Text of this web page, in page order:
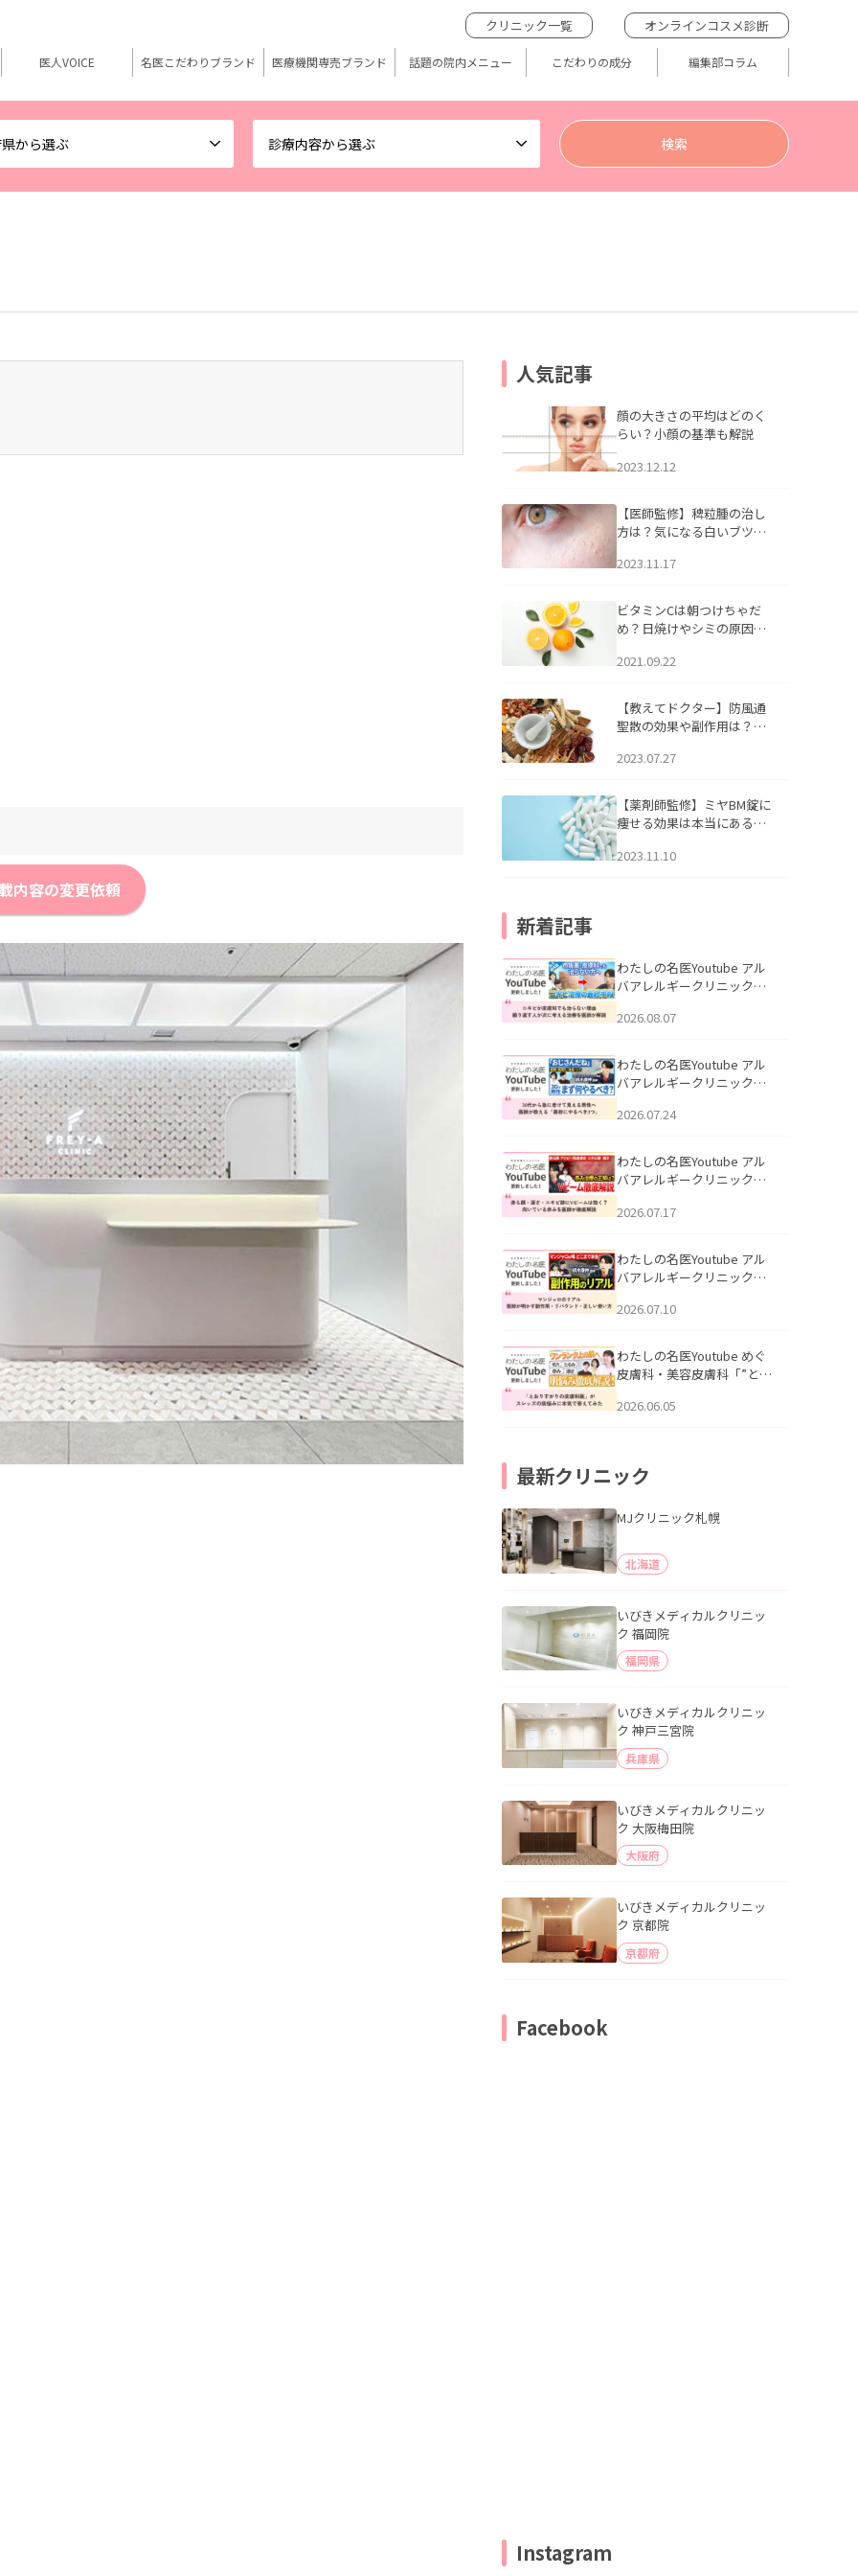
から選ぶ 診療内容から選ぶ
クリニック一覧 オンラインコスメ診断
医人VOICE 名医こだわりブランド 医療機関専売ブランド 話題の院内メニュー こだわりの成分 編集部コラム
内容の変更依頼
人気記事
顔の大きさの平均はどのく
らい？小顔の基準も解説
2023.12.12
【医師監修】稗粒腫の治し
方は？気になる白いブツブ
アについて
2023.11.17
ビタミンCは朝つけちゃだ
め？日焼けやシミの原因に
2021.09.22
【教えてドクター】防風通
聖散の効果や副作用は？長
2023.07.27
【薬剤師監修】ミヤBM錠に
痩せる効果は本当にある
2023.11.10
新着記事
わたしの名医Youtube アル
バアレルギークリニック札
らない理由｜繰り返す人が
説」を公開いたしました。
2026.08.07
わたしの名医Youtube アル
バアレルギークリニック札
える男性へ｜医師が教える
公開いたしました。
2026.07.24
わたしの名医Youtube アル
バアレルギークリニック札
跡にVビームは効く？向いて
説」を公開いたしました。
2026.07.17
わたしの名医Youtube アル
バアレルギークリニック札
医師が明かす副作用・リバ
公開いたしました。
2026.07.10
わたしの名医Youtube めぐ
皮膚科・美容皮膚科「”とお
ッズの肌悩みに本気で答え
2026.06.05
最新クリニック
MJクリニック札幌
北海道
いびきメディカルクリニッ
ク 福岡院
福岡県
いびきメディカルクリニッ
ク 神戸三宮院
兵庫県
いびきメディカルクリニッ
ク 大阪梅田院
大阪府
いびきメディカルクリニッ
ク 京都院
京都府
Facebook
Instagram